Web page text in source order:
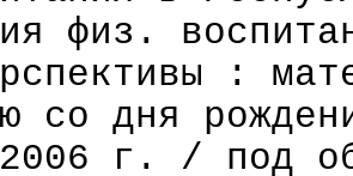
физ.
:
со дня
г. / под